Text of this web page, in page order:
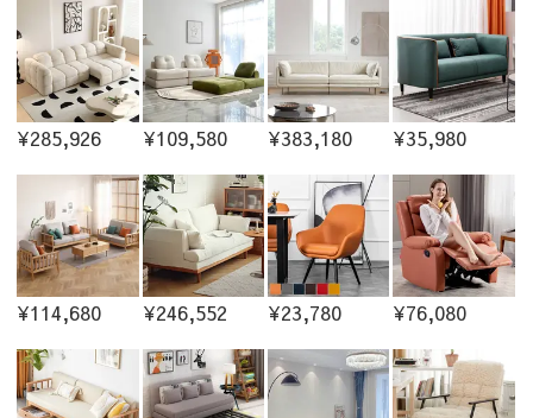
¥285,926 ¥109,580 ¥383,180 ¥35,980
¥114,680 ¥246,552 ¥23,780 ¥76,080